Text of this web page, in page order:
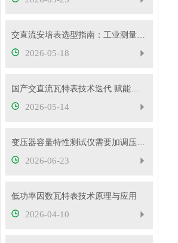
交直流安培表选型指南：工业测量如何选对型号
2026-05-18
国产交直流瓦特表技术迭代 赋能电力精准计量与能效管理
2026-05-14
变压器容量特性测试仪需要加调压器吗？
2026-06-23
低功率因数瓦特表技术原理与应用
2026-04-10